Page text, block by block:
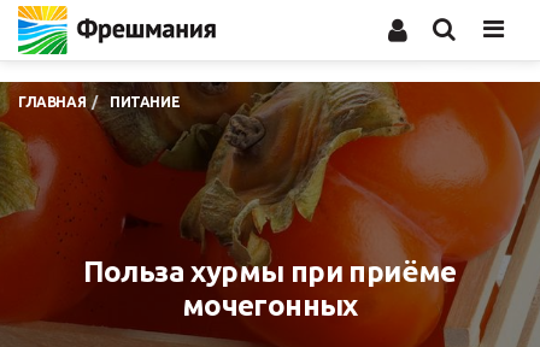
ГЛАВНАЯ ПИТАНИЕ
Польза хурмы при приёме
мочегонных